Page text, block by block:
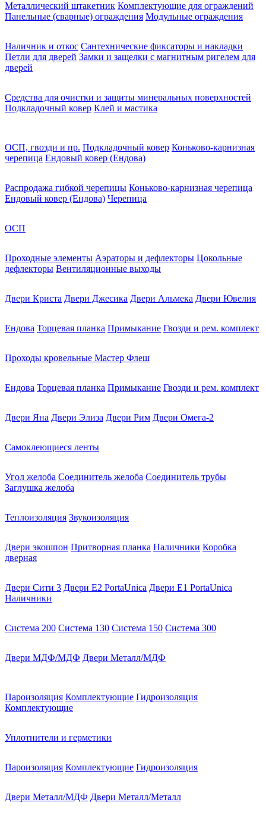
Металлический штакетник Комплектующие для ограждений
Панельные (сварные) ограждения Модульные ограждения
Наличник и откос Сантехнические фиксаторы и накладки
Петли для дверей Замки и защелки с магнитным ригелем для
дверей
Средства для очистки и защиты минеральных поверхностей
Подкладочный ковер Клей и мастика
ОСП, гвозди и пр. Подкладочный ковер Коньково-карнизная
черепица Ендовый ковер (Ендова)
Распродажа гибкой черепицы Коньково-карнизная черепица
Ендовый ковер (Ендова) Черепица
ОСП
Проходные элементы Аэраторы и дефлекторы Цокольные
дефлекторы Вентиляционные выходы
Двери Криста Двери Джесика Двери Альмека Двери Ювелия
Ендова Торцевая планка Примыкание Гвозди и рем. комплект
Проходы кровельные Мастер Флеш
Ендова Торцевая планка Примыкание Гвозди и рем. комплект
Двери Яна Двери Элиза Двери Рим Двери Омега-2
Самоклеющиеся ленты
Угол желоба Соединитель желоба Соединитель трубы
Заглушка желоба
Теплоизоляция Звукоизоляция
Двери экошпон Притворная планка Наличники Коробка
дверная
Двери Сити 3 Двери E2 PortaUnica Двери E1 PortaUnica
Наличники
Система 200 Система 130 Система 150 Система 300
Двери МДФ/МДФ Двери Металл/МДФ
Пароизоляция Комплектующие Гидроизоляция
Комплектующие
Уплотнители и герметики
Пароизоляция Комплектующие Гидроизоляция
Двери Металл/МДФ Двери Металл/Металл